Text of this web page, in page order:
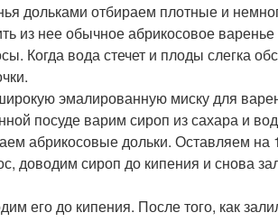
дольками отбираем плотные и
из нее обычное абрикосовое
Когда вода стечет и плоды слегка
эмалированную миску для
посуде варим сироп из сахара и
абрикосовые дольки. Оставляем на
доводим сироп до кипения и снова
его до кипения. После того, как